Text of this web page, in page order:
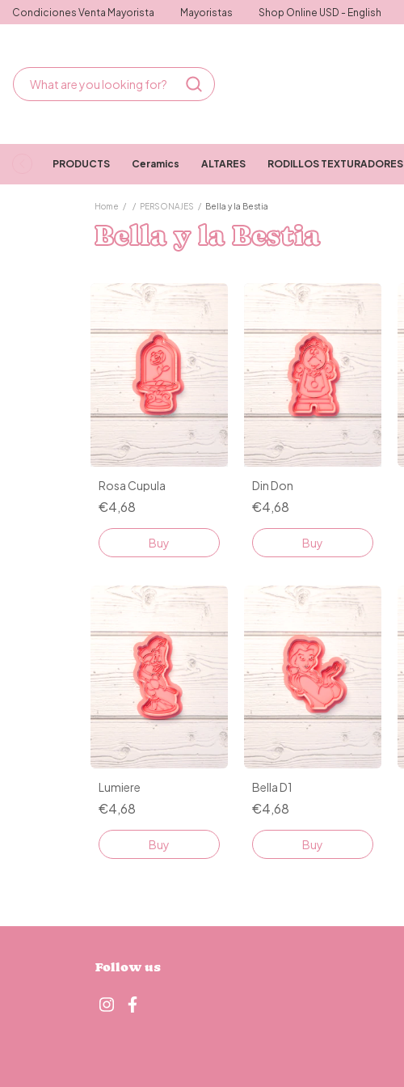
Condiciones Venta Mayorista Mayoristas Shop Online USD - English
PRODUCTS Ceramics ALTARES RODILLOS TEXTURADORES
Home / / PERSONAJES / Bella y la Bestia
Bella y la Bestia
Rosa Cupula
€4,68
Buy
Din Don
€4,68
Buy
Lumiere
€4,68
Buy
Bella D1
€4,68
Buy
Follow us